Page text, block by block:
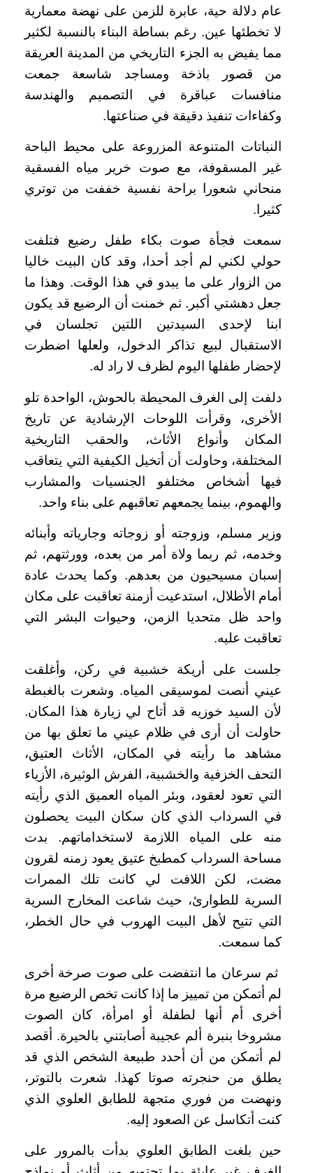
عام دلالة حية، عابرة للزمن على نهضة معمارية
لا تخطئها عين. رغم بساطة البناء بالنسبة لكثير
مما يفيض به الجزء التاريخي من المدينة العريقة
من قصور باذخة ومساجد شاسعة جمعت
منافسات عباقرة في التصميم والهندسة
وكفاءات تنفيذ دقيقة في صناعتها.
النباتات المتنوعة المزروعة على محيط الباحة
غير المسقوفة، مع صوت خرير مياه الفسقية
منحاني شعورا براحة نفسية خففت من توتري
كثيرا.
سمعت فجأة صوت بكاء طفل رضيع فتلفت
حولي لكني لم أجد أحدا، وقد كان البيت خاليا
من الزوار على ما يبدو في هذا الوقت. وهذا ما
جعل دهشتي أكبر. ثم خمنت أن الرضيع قد يكون
ابنا لإحدى السيدتين اللتين تجلسان في
الاستقبال لبيع تذاكر الدخول، ولعلها اضطرت
لإحضار طفلها اليوم لظرف لا راد له.
دلفت إلى الغرف المحيطة بالحوش، الواحدة تلو
الأخرى، وقرأت اللوحات الإرشادية عن تاريخ
المكان وأنواع الأثاث، والحقب التاريخية
المختلفة، وحاولت أن أتخيل الكيفية التي يتعاقب
فيها أشخاص مختلفو الجنسيات والمشارب
والهموم، بينما يجمعهم تعاقبهم على بناء واحد.
وزير مسلم، وزوجته أو زوجاته وجارياته وأبنائه
وخدمه، ثم ربما ولاة أمر من بعده، وورثتهم، ثم
إسبان مسيحيون من بعدهم. وكما يحدث عادة
أمام الأطلال، استدعيت أزمنة تعاقبت على مكان
واحد ظل متحديا الزمن، وحيوات البشر التي
تعاقبت عليه.
جلست على أريكة خشبية في ركن، وأغلقت
عيني أنصت لموسيقى المياه. وشعرت بالغبطة
لأن السيد خوزيه قد أتاح لي زيارة هذا المكان.
حاولت أن أرى في ظلام عيني ما تعلق بها من
مشاهد ما رأيته في المكان، الأثاث العتيق،
التحف الخزفية والخشبية، الفرش الوثيرة، الأزياء
التي تعود لعقود، وبئر المياه العميق الذي رأيته
في السرداب الذي كان سكان البيت يحصلون
منه على المياه اللازمة لاستخداماتهم. بدت
مساحة السرداب كمطبخ عتيق يعود زمنه لقرون
مضت، لكن اللافت لي كانت تلك الممرات
السرية للطوارئ، حيث شاعت المخارج السرية
التي تتيح لأهل البيت الهروب في حال الخطر،
كما سمعت.
ثم سرعان ما انتفضت على صوت صرخة أخرى
لم أتمكن من تمييز ما إذا كانت تخص الرضيع مرة
أخرى أم أنها لطفلة أو امرأة، كان الصوت
مشروخا بنبرة ألم عجيبة أصابتني بالحيرة. أقصد
لم أتمكن من أن أحدد طبيعة الشخص الذي قد
يطلق من حنجرته صوتا كهذا. شعرت بالتوتر،
ونهضت من فوري متجهة للطابق العلوي الذي
كنت أتكاسل عن الصعود إليه.
حين بلغت الطابق العلوي بدأت بالمرور على